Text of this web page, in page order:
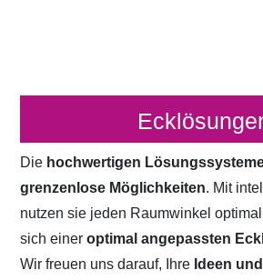
Die hochwertigen
grenzenlose Möglichkeiten. Mit
nutzen sie jeden Raumwinkel
sich eineroptimal angepassten
Wir freuen uns darauf, Ihre Ideen